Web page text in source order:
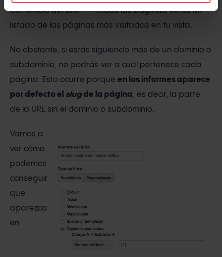
Contenido del sitio-->Todas las páginas, verás un
listado de las páginas más visitadas en tu vista.
No obstante, si estás siguiendo más de un dominio o
subdominio, no podrás ver a cuál pertenece cada
página. Esto ocurre porque en los informes aparece
por defecto el slugde la página, es decir, la parte
de la URL sin el dominio o subdominio.
Vamos a
ver cómo
podemos
conseguir
que
aparezca
en